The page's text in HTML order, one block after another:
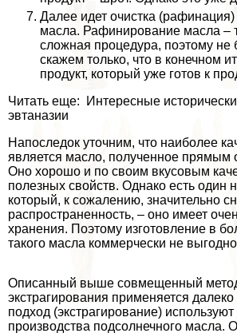
Далее идет очистка (рафинация)
масла. Рафинирование масла –
сложная процедypa, поэтому не
скажем только, что в конечном
продукт, который уже готов к
Читать еще: Интересные
эвтаназии
Напоследок уточним, что наиболее
является масло, полученное прямым
Оно хорошо и по своим вкусовым
полезных свойств. Однако есть один
который, к сожалению, значительно
распространенность, – оно имеет
хранения. Поэтому изготовление в
такого масла коммерчески не
Описанный выше совмещенный
экстрагирования применяется
подход (экстрагирование)
производства подсолнечного масла.